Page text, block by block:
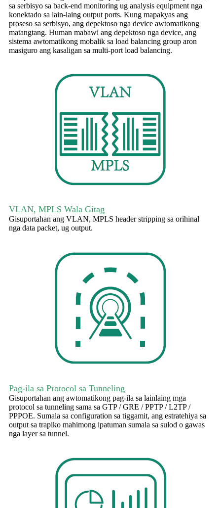
sa serbisyo sa back-end monitoring ug analysis equipment nga
konektado sa lain-laing output ports. Kung mapakyas ang
proseso sa serbisyo, ang depektoso nga device awtomatikong
matangtang. Human mabawi ang depektoso nga device, ang
sistema awtomatikong mobalik sa load balancing group aron
masiguro ang kasaligan sa multi-port load balancing.
VLAN, MPLS Wala Gitag
Gisuportahan ang VLAN, MPLS header stripping sa orihinal
nga data packet, ug output.
Pag-ila sa Protocol sa Tunneling
Gisuportahan ang awtomatikong pag-ila sa lainlaing mga
protocol sa tunneling sama sa GTP / GRE / PPTP / L2TP /
PPPOE. Sumala sa configuration sa tiggamit, ang estratehiya sa
output sa trapiko mahimong ipatuman sumala sa sulod o gawas
nga layer sa tunnel.